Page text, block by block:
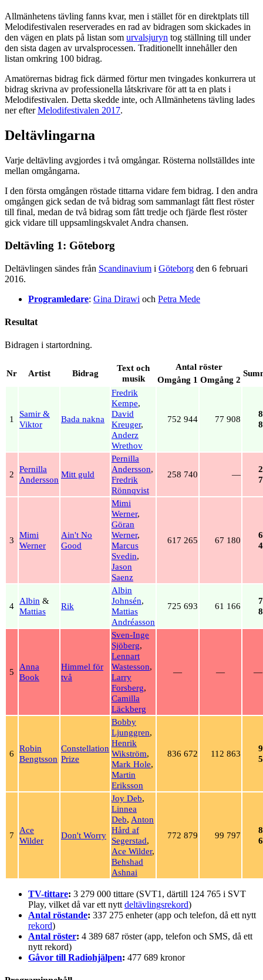
Allmänhetens tävling fanns kvar, men i stället för en direktplats till
Melodifestivalen reserverades en rad av bidragen som skickades in
den vägen en plats på listan som urvalsjuryn tog ställning till under
den sista dagen av urvalsprocessen. Traditionellt innehåller den
listan omkring 100 bidrag.
Amatörernas bidrag fick därmed förtur men tvingades konkurrera ut
bidrag skrivna av professionella låtskrivare för att ta en plats i
Melodifestivalen. Detta skedde inte, och Allmänhetens tävling lades
ner efterMelodifestivalen 2017.
Deltävlingarna
Varje deltävling avgjordes i två omgångar. Rösterna nollställdes inte
mellan omgångarna.
I den första omgången röstade tittarna vidare fem bidrag. I den andra
omgången gick sedan de två bidrag som sammanlagt fått flest röster
till final, medan de två bidrag som fått tredje och fjärde flest röster
gick vidare till uppsamlingskvalet Andra chansen.
Deltävling 1: Göteborg
Deltävlingen sändes från Scandinavium i Göteborg den 6 februari
2016.
Programledare: Gina Dirawi och Petra Mede
Resultat
Bidragen i startordning.
Nr Artist Bidrag
Text och
musik
Antal röster
Omgång 1 Omgång 2
1
Samir &
Viktor
Bada nakna
Fredrik
Kempe,
David
Kreuger,
Anderz
Wrethov
752 944 77 908
2
Pernilla
Andersson
Mitt guld
Pernilla
Andersson,
Fredrik
Rönnqvist
258 740 —
3
Mimi
Werner
Ain't No
Good
Mimi
Werner,
Göran
Werner,
Marcus
Svedin,
Jason
Saenz
617 265 67 180
4
Albin &
Mattias
Rik
Albin
Johnsén,
Mattias
Andréasson
725 693 61 166
5
Anna
Book
Himmel för
två
Sven-Inge
Sjöberg,
Lennart
Wastesson,
Larry
Forsberg,
Camilla
Läckberg
— — —
6
Robin
Bengtsson
Constellation
Prize
Bobby
Ljunggren,
Henrik
Wikström,
Mark Hole,
Martin
Eriksson
836 672 112 863
7
Ace
Wilder
Don't Worry
Joy Deb,
Linnea
Deb, Anton
Hård af
Segerstad,
Ace Wilder,
Behshad
Ashnai
772 879 99 797
TV-tittare: 3 279 000 tittare (SVT1, därtill 124 765 i SVT
Play, vilket då var ett nytt deltävlingsrekord)
Antal röstande: 337 275 enheter (app och telefon, då ett nytt
rekord)
Antal röster: 4 389 687 röster (app, telefon och SMS, då ett
nytt rekord)
Gåvor till Radiohjälpen: 477 689 kronor